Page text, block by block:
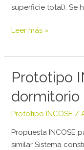
superficie total). Se
Leer más »
Prototipo
dormitorio
Prototipo INCOSE /
Propuesta INCOSE
similar Sistema
Prototipo
1
dormitorio